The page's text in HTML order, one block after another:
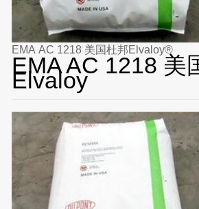
EMA AC 1218 美国杜邦Elvaloy®
EMA AC 1218 美
Elvaloy